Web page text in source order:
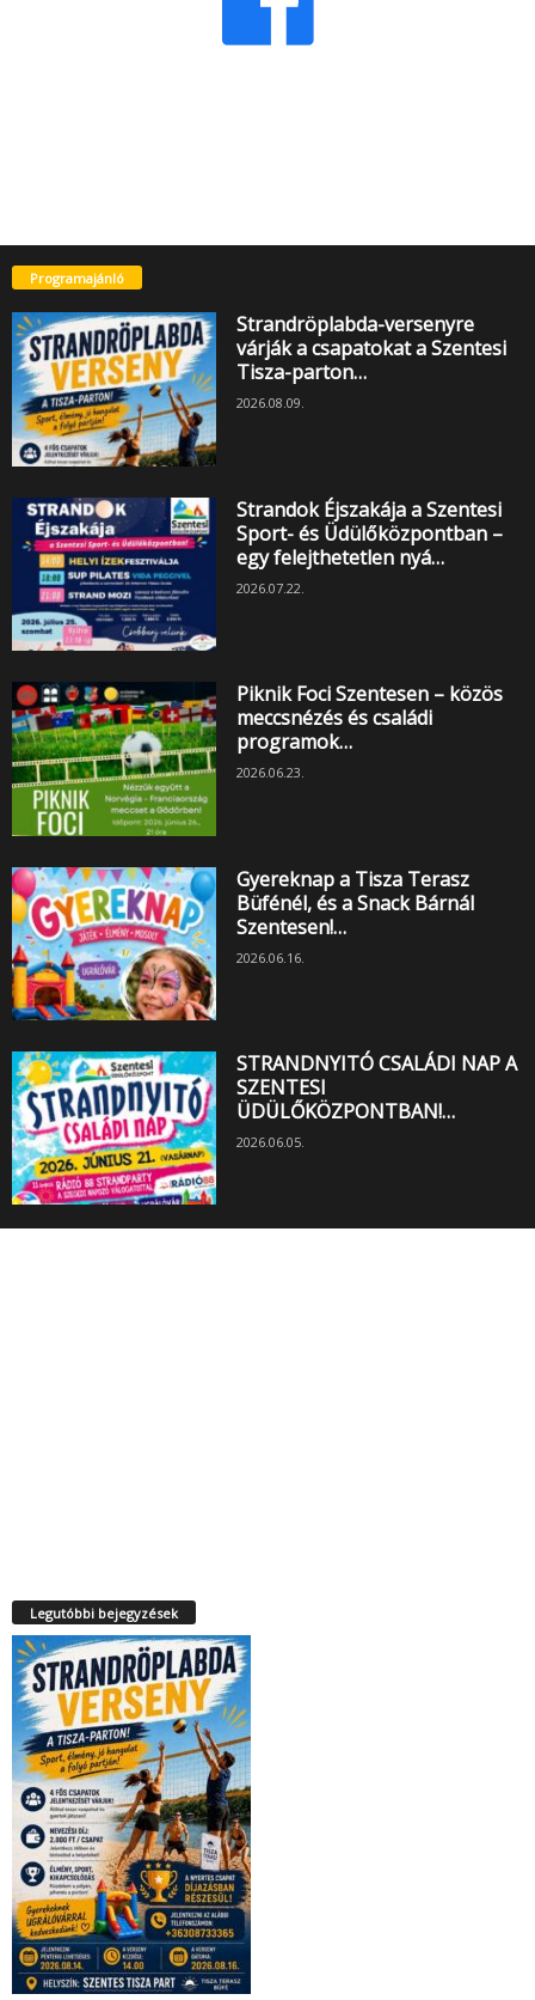
Programajánló
Strandröplabda-versenyre
várják a csapatokat a Szentesi
Tisza-parton…
2026.08.09.
Strandok Éjszakája a Szentesi
Sport- és Üdülőközpontban –
egy felejthetetlen nyá…
2026.07.22.
Piknik Foci Szentesen – közös
meccsnézés és családi
programok…
2026.06.23.
Gyereknap a Tisza Terasz
Büfénél, és a Snack Bárnál
Szentesen!…
2026.06.16.
STRANDNYITÓ CSALÁDI NAP A
SZENTESI
ÜDÜLŐKÖZPONTBAN!…
2026.06.05.
Legutóbbi bejegyzések